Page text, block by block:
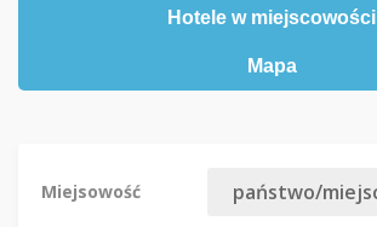
Hotele w miejscowości
Mapa
Miejsowość